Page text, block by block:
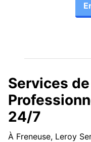
Services
24/7
À Freneuse, Leroy